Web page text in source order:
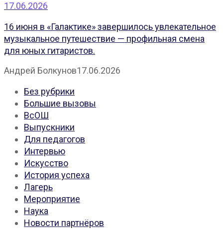
17.06.2026
16 июня в «Галактике» завершилось увлекательное
музыкальное путешествие — профильная смена
для юных гитаристов.
Андрей Болкунов17.06.2026
Без рубрики
Большие вызовы
ВсОШ
Выпускники
Для педагогов
Интервью
Искусство
История успеха
Лагерь
Мероприятие
Наука
Новости партнёров